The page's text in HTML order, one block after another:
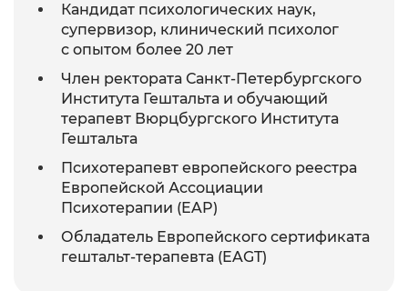
Кандидат психологических наук,
супервизор, клинический психолог
с опытом более 20 лет
Член ректората Санкт-Петербургского
Института Гештальта и обучающий
терапевт Вюрцбургского Института
Гештальта
Психотерапевт европейского реестра
Европейской Ассоциации
Психотерапии (EAP)
Обладатель Европейского сертификата
гештальт-терапевта (EAGT)